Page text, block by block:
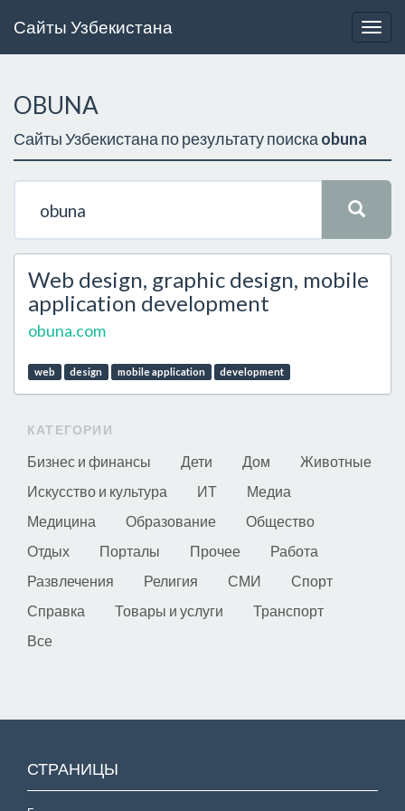
Сайты Узбекистана
OBUNA
Сайты Узбекистана по результату поиска obuna
Web design, graphic design, mobile
application development
obuna.com
web design mobile application development
КАТЕГОРИИ
Бизнес и финансы Дети Дом
Животные
Искусство и культура
ИТ
Медиа
Медицина
Образование
Общество
Отдых
Порталы Прочее
Работа
Развлечения
Религия СМИ
Спорт
Справка
Товары и услуги
Транспорт
Все
СТРАНИЦЫ